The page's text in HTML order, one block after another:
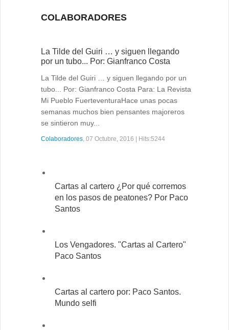
COLABORADORES
La Tilde del Guiri … y siguen llegando
por un tubo... Por: Gianfranco Costa
La Tilde del Guiri … y siguen llegando por un
tubo... Por: Gianfranco Costa Para: La Revista
Mi Pueblo FuerteventuraHace unas pocas
semanas muchos bien pensantes majoreros
se sintieron muy...
Colaboradores, 07 Octubre, 2016 | Hits:5244
Cartas al cartero ¿Por qué corremos
en los pasos de peatones? Por Paco
Santos
Los Vengadores. "Cartas al Cartero"
Paco Santos
Cartas al cartero por: Paco Santos.
Mundo selfi